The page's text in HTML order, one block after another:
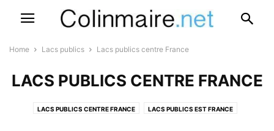
Home Lacs publics Lacs publics centre France
LACS PUBLICS CENTRE FRANCE
LACS PUBLICS CENTRE FRANCE LACS PUBLICS EST FRANCE